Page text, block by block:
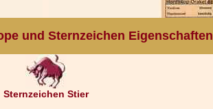
und Sternzeichen Eigenschaften
Sternzeichen Stier